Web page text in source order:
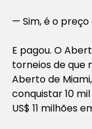
— Sim, é o
E pagou. O
torneios de que
Aberto de
conquistar 10
US$ 11 milhões